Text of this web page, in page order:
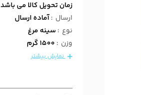
زمان تحویل کالا می باشد
ارسال :آماده ارسال
نوع :سینه مرغ
وزن : 1500 گرم
نمایش بیشتر